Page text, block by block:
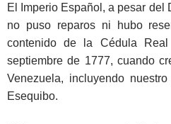
El Imperio Español, a pesar del
no puso reparos ni hubo
contenido de la Cédula
septiembre de 1777, cuando
Venezuela, incluyendo
Esequibo.